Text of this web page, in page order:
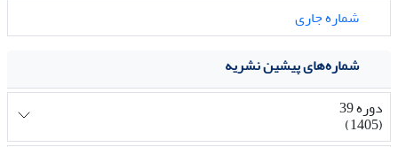
شماره جاری
شماره‌های پیشین نشریه
دوره 39
(1405)